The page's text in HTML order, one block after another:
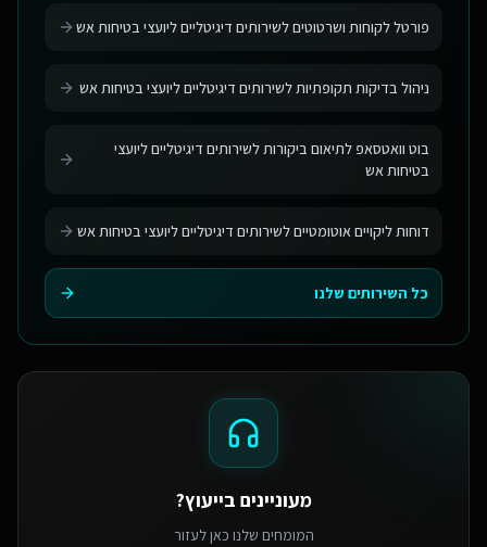
פורטל לקוחות ושרטוטים לשירותים דיגיטליים ליועצי בטיחות אש
ניהול בדיקות תקופתיות לשירותים דיגיטליים ליועצי בטיחות אש
בוט וואטסאפ לתיאום ביקורות לשירותים דיגיטליים ליועצי
בטיחות אש
דוחות ליקויים אוטומטיים לשירותים דיגיטליים ליועצי בטיחות אש
כל השירותים שלנו
מעוניינים בייעוץ?
המומחים שלנו כאן לעזור